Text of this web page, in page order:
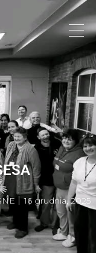
16 grudnia, 2025